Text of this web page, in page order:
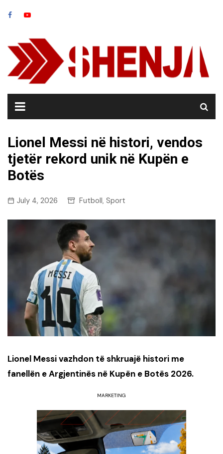
Lionel Messi në histori, vendos
tjetër rekord unik në Kupën e
Botës
July 4, 2026 Futboll, Sport
Lionel Messi vazhdon të shkruajë histori me
fanellën e Argjentinës në Kupën e Botës 2026.
MARKETING